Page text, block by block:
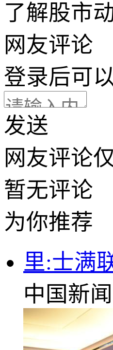
了解股市
网友评论
登录后可
发送
网友评论
暂无评论
为你推荐
里:士满
中国新